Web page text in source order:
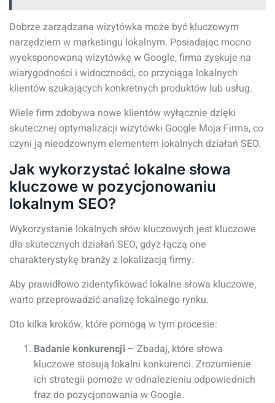
Dobrze zarządzana wizytówka może być kluczowym
narzędziem w marketingu lokalnym. Posiadając mocno
wyeksponowaną wizytówkę w Google, firma zyskuje na
wiarygodności i widoczności, co przyciąga lokalnych
klientów szukających konkretnych produktów lub usług.
Wiele firm zdobywa nowe klientów wyłącznie dzięki
skutecznej optymalizacji wizytówki Google Moja Firma, co
czyni ją nieodzownym elementem lokalnych działań SEO.
Jak wykorzystać lokalne słowa
kluczowe w pozycjonowaniu
lokalnym SEO?
Wykorzystanie lokalnych słów kluczowych jest kluczowe
dla skutecznych działań SEO, gdyż łączą one
charakterystykę branży z lokalizacją firmy.
Aby prawidłowo zidentyfikować lokalne słowa kluczowe,
warto przeprowadzić analizę lokalnego rynku.
Oto kilka kroków, które pomogą w tym procesie:
Badanie konkurencji – Zbadaj, które słowa
kluczowe stosują lokalni konkurenci. Zrozumienie
ich strategii pomoże w odnalezieniu odpowiednich
fraz do pozycjonowania w Google.